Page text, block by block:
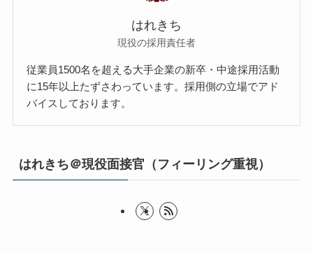
はれきち
現役の採用責任者
従業員1500名を超える大手企業の新卒・中途採用活動
に15年以上たずさわっています。採用側の立場でアド
バイスしております。
はれきち＠現役面接官（フィーリング重視）